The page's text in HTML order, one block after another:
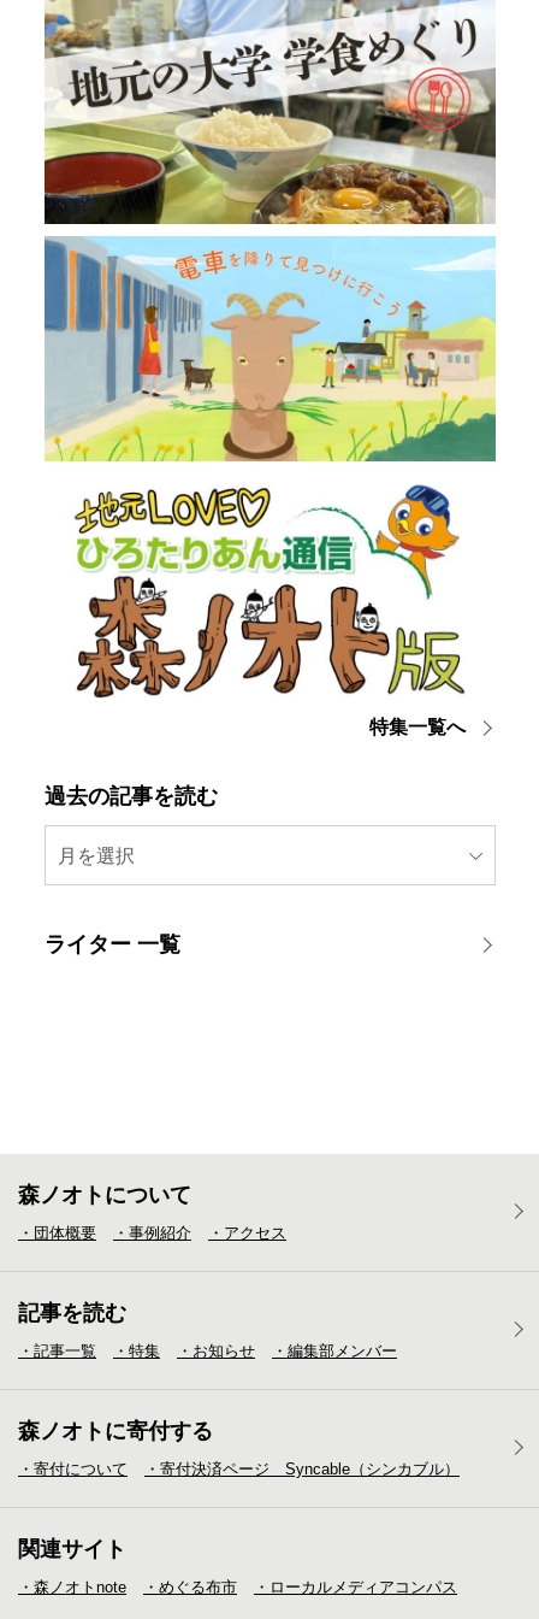
特集一覧へ
過去の記事を読む
月を選択
ライター 一覧
森ノオトについて
・団体概要 ・事例紹介 ・アクセス
記事を読む
・記事一覧 ・特集 ・お知らせ ・編集部メンバー
森ノオトに寄付する
・寄付について ・寄付決済ページ Syncable（シンカブル）
関連サイト
・森ノオトnote ・めぐる布市 ・ローカルメディア コンパス